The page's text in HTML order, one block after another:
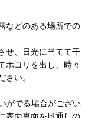
などのある場所での
せ、日光に当てて干
ホコリを出し、時々
い。
がでる場合がござい
表面裏面を風通しの